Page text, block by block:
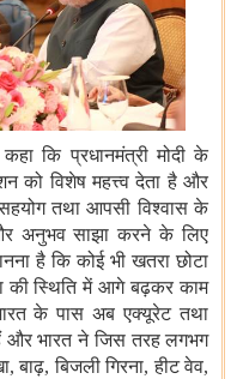
कि प्रधानमंत्री मोदी के
को विशेष महत्त्व देता है और
तथा आपसी विश्वास के
अनुभव साझा करने के लिए
है कि कोई भी खतरा छोटा
की स्थिति में आगे बढ़कर काम
के पास अब एक्यूरेट तथा
हैं और भारत ने जिस तरह लगभग
बिजली गिरना, हीट वेव,